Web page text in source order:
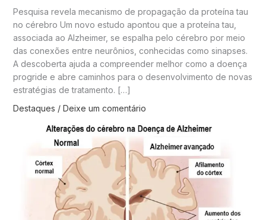
Pesquisa revela mecanismo de propagação da proteína tau
no cérebro Um novo estudo apontou que a proteína tau,
associada ao Alzheimer, se espalha pelo cérebro por meio
das conexões entre neurônios, conhecidas como sinapses.
A descoberta ajuda a compreender melhor como a doença
progride e abre caminhos para o desenvolvimento de novas
estratégias de tratamento. […]
Destaques / Deixe um comentário